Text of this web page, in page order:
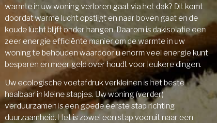
warmte in uw woning verloren gaat via het dak? Dit komt
doordat warme lucht opstijgt en naar boven gaat en de
koude lucht blijft onder hangen. Daarom is dakisolatie een
zeer energie efficiënte manier om de warmte in uw
woning te behouden waardoor u enorm veel energie kunt
besparen en meer geld over houdt voor leukere dingen.
Uw ecologische voetafdruk verkleinen is het beste
haalbaar in kleine stapjes. Uw woning (verder)
verduurzamen is een goede eerste stap richting
duurzaamheid. Het is zowel een stap vooruit naar een